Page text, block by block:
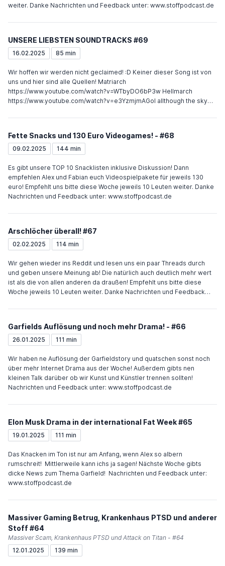
weiter. Danke Nachrichten und Feedback unter: www.stoffpodcast.de
UNSERE LIEBSTEN SOUNDTRACKS #69
16.02.2025 85 min
Wir hoffen wir werden nicht geclaimed! :D Keiner dieser Song ist von
uns und hier sind alle Quellen! Matriarch
https://www.youtube.com/watch?v=WTbyDO6bP3w Hellmarch
https://www.youtube.com/watch?v=e3YzmjmAGoI allthough the sky
https://www.youtube.com/watch?v=-14W5XTqL5U fever STAR time
Theme https://www.youtube.com/watch?v=y2cU2CpEjpY Tower Battle
https://www.youtube.com/watch?v=1NXN1FMpO-o Warcraft 2 orc 2
https://www.youtube.com/watch?v=-6x2HlSvOL0&list=PL-
AARxYB7ywyLkzp6k_JfJQXENn4Ej3Xr&index=6 Invincible
https://www.youtube.com/watch?v=4n6WP9qHyRM Smell of the game
https://www.youtube.com/watch?v=ikQHkhL8YMM In the Blood
diese Woche jeweils 15 Leuten weiter. Danke Nachrichten und
Fette Snacks und 130 Euro Videogames! - #68
09.02.2025 144 min
Es gibt unsere TOP 10 Snacklisten inklusive Diskussion! Dann
empfehlen Alex und Fabian euch Videospielpakete für jeweils 130
euro! Empfehlt uns bitte diese Woche jeweils 10 Leuten weiter. Danke
Nachrichten und Feedback unter: www.stoffpodcast.de
Arschlöcher überall! #67
02.02.2025 114 min
Wir gehen wieder ins Reddit und lesen uns ein paar Threads durch
und geben unsere Meinung ab! Die natürlich auch deutlich mehr wert
ist als die von allen anderen da draußen! Empfehlt uns bitte diese
Woche jeweils 10 Leuten weiter. Danke Nachrichten und Feedback
Garfields Auflösung und noch mehr Drama! - #66
26.01.2025 111 min
Wir haben ne Auflösung der Garfieldstory und quatschen sonst noch
über mehr Internet Drama aus der Woche! Außerdem gibts nen
kleinen Talk darüber ob wir Kunst und Künstler trennen sollten!
Nachrichten und Feedback unter: www.stoffpodcast.de
Elon Musk Drama in der international Fat Week #65
19.01.2025 111 min
Das Knacken im Ton ist nur am Anfang, wenn Alex so albern
rumschreit! Mittlerweile kann ichs ja sagen! Nächste Woche gibts
dicke News zum Thema Garfield! Nachrichten und Feedback unter:
www.stoffpodcast.de
Massiver Gaming Betrug, Krankenhaus PTSD und anderer
Stoff #64
Massiver Scam, Krankenhaus PTSD und Attack on Titan - #64
12.01.2025
139 min